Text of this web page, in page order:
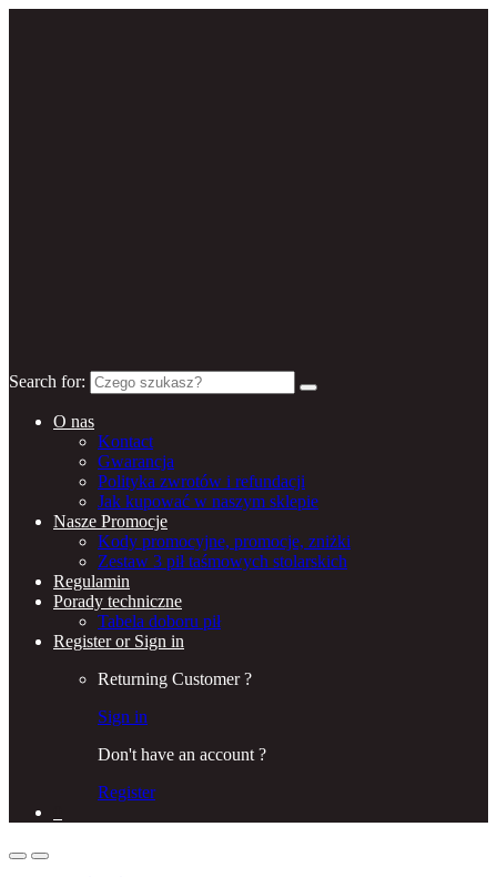
Search for:
O nas
Kontact
Gwarancja
Polityka zwrotów i refundacji
Jak kupować w naszym sklepie
Nasze Promocje
Kody promocyjne, promocje, zniżki
Zestaw 3 pił taśmowych stolarskich
Regulamin
Porady techniczne
Tabela doboru pił
Register or Sign in
Returning Customer ?
Sign in
Don't have an account ?
Register